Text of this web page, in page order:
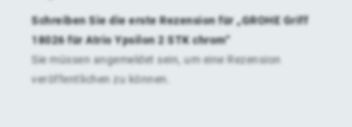
Schreiben Sie die erste Rezension für „GROHE Griff
18026 für Atrio Ypsilon 2 STK chrom“
Sie müssen angemeldet sein, um eine Rezension
veröffentlichen zu können.